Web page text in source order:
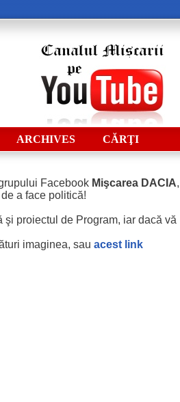
ARCHIVES CĂRŢI
Facebook Mişcarea DACIA,
a face politică!
şi proiectul de Program, iar dacă vă
imaginea, sau acest link